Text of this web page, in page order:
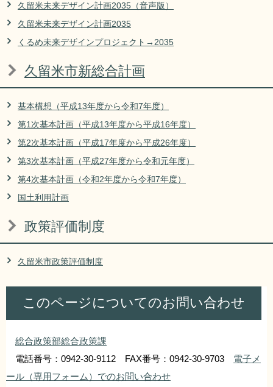
リンク集 利用ガイド
RSS
閉じる
久留米未来デザイン計画2035（音声版）
久留米未来デザイン計画2035
くるめ未来デザインプロジェクト→2035
久留米市新総合計画
基本構想（平成13年度から令和7年度）
第1次基本計画（平成13年度から平成16年度）
第2次基本計画（平成17年度から平成26年度）
第3次基本計画（平成27年度から令和元年度）
第4次基本計画（令和2年度から令和7年度）
国土利用計画
政策評価制度
久留米市政策評価制度
このページについてのお問い合わせ
総合政策部総合政策課
電話番号：0942-30-9112 FAX番号：0942-30-9703 電子メ
ール（専用フォーム）でのお問い合わせ